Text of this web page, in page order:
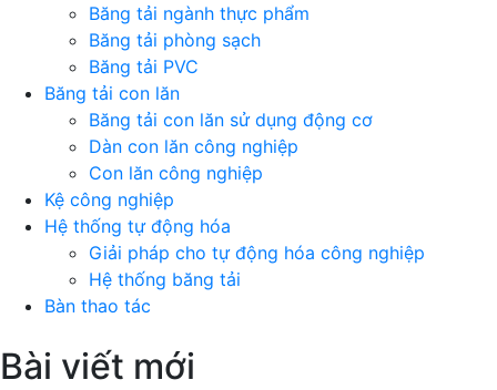
Băng tải ngành thực phẩm
Băng tải phòng sạch
Băng tải PVC
Băng tải con lăn
Băng tải con lăn sử dụng động cơ
Dàn con lăn công nghiệp
Con lăn công nghiệp
Kệ công nghiệp
Hệ thống tự động hóa
Giải pháp cho tự động hóa công nghiệp
Hệ thống băng tải
Bàn thao tác
Bài viết mới